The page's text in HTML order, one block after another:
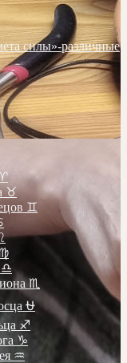
силы»-различные
♉️
♊️
♏️
⛎
♐️
♑️
♒️